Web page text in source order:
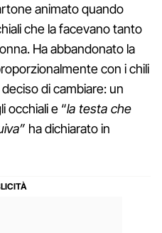
animato quando
che la facevano tanto
Ha abbandonato la
con i chili
di cambiare: un
occhiali e “la testa che
ha dichiarato in